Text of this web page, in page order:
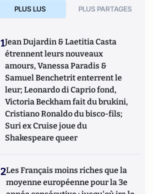
PLUS LUS PLUS PARTAGES
1Jean Dujardin & Laetitia Casta
étrennent leurs nouveaux
amours, Vanessa Paradis &
Samuel Benchetrit enterrent le
leur; Leonardo di Caprio fond,
Victoria Beckham fait du brukini,
Cristiano Ronaldo du bisco-fils;
Suri ex Cruise joue du
Shakespeare queer
2Les Français moins riches que la
moyenne européenne pour la 3e